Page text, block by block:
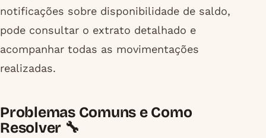
notificações sobre disponibilidade de saldo,
pode consultar o extrato detalhado e
acompanhar todas as movimentações
realizadas.
Problemas Comuns e Como
Resolver 🔧